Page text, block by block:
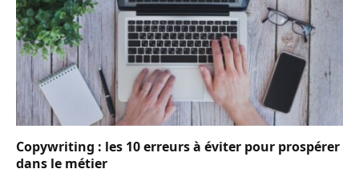
Copywriting : les 10 erreurs à éviter pour prospérer
dans le métier